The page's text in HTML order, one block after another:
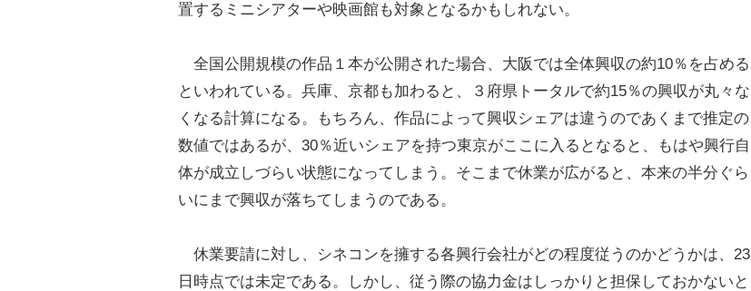
置するミニシアターや映画館も対象となるかもしれない。
全国公開規模の作品１本が公開された場合、大阪では全体興収の約10％を占める
といわれている。兵庫、京都も加わると、３府県トータルで約15％の興収が丸々な
くなる計算になる。もちろん、作品によって興収シェアは違うのであくまで推定の
数値ではあるが、30％近いシェアを持つ東京がここに入るとなると、もはや興行自
体が成立しづらい状態になってしまう。そこまで休業が広がると、本来の半分ぐら
いにまで興収が落ちてしまうのである。
休業要請に対し、シネコンを擁する各興行会社がどの程度従うのかどうかは、23
日時点では未定である。しかし、従う際の協力金はしっかりと担保しておかないと